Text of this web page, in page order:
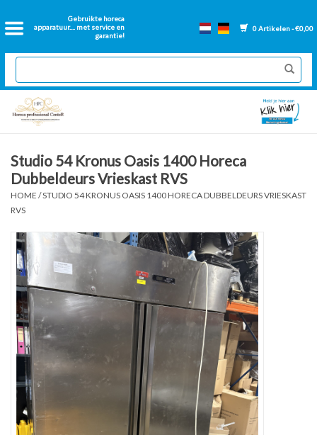
Gebruikte horeca
apparatuur.... met service en
garantie!
0 Artikelen - €0,00
Home
2dehands Horeca
Nieuwe apparatuur
GN Bakken
Ventilatie kanalen
Over ons
Studio 54 Kronus Oasis 1400 Horeca
Dubbeldeurs Vrieskast RVS
HOME /STUDIO 54 KRONUS OASIS 1400 HORECA DUBBELDEURS VRIESKAST
RVS